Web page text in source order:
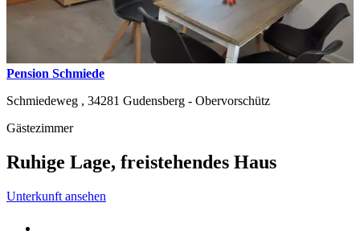
Pension Schmiede
Schmiedeweg , 34281 Gudensberg - Obervorschütz
Gästezimmer
Ruhige Lage, freistehendes Haus
Unterkunft ansehen